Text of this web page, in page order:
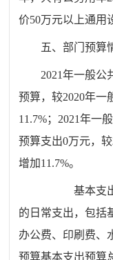
价50万元以上通用
五、部门预算
2021年一般公
预算，较2020年一
11.7%；2021年一
预算支出0万元，较
增加11.7%。
基本支
的日常支出，包括
办公费、印刷费、
预算基本支出预算